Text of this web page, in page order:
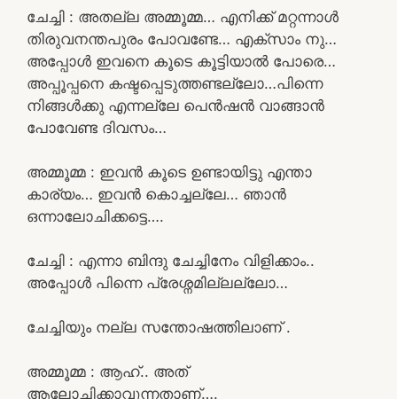
ചേച്ചി : അതല്ല അമ്മൂമ്മ… എനിക്ക് മറ്റന്നാൾ
തിരുവനന്തപുരം പോവണ്ടേ… എക്സാം നു…
അപ്പോൾ ഇവനെ കൂടെ കൂട്ടിയാൽ പോരെ…
അപ്പൂപ്പനെ കഷ്ടപ്പെടുത്തണ്ടല്ലോ…പിന്നെ
നിങ്ങൾക്കു എന്നല്ലേ പെൻഷൻ വാങ്ങാൻ
പോവേണ്ട ദിവസം…
അമ്മൂമ്മ : ഇവൻ കൂടെ ഉണ്ടായിട്ടു എന്താ
കാര്യം… ഇവൻ കൊച്ചല്ലേ… ഞാൻ
ഒന്നാലോചിക്കട്ടെ….
ചേച്ചി : എന്നാ ബിന്ദു ചേച്ചിനേം വിളിക്കാം..
അപ്പോൾ പിന്നെ പ്രേശ്നമില്ലല്ലോ…
ചേച്ചിയും നല്ല സന്തോഷത്തിലാണ് .
അമ്മൂമ്മ : ആഹ്.. അത്
ആലോചിക്കാവുന്നതാണ്….